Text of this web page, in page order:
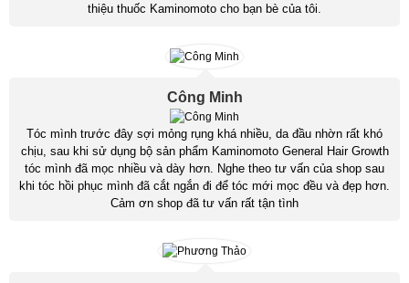
thiệu thuốc Kaminomoto cho bạn bè của tôi.
Công Minh
Tóc mình trước đây sợi mỏng rụng khá nhiều, da đầu nhờn rất khó
chịu, sau khi sử dụng bộ sản phẩm Kaminomoto General Hair Growth
tóc mình đã mọc nhiều và dày hơn. Nghe theo tư vấn của shop sau
khi tóc hồi phục mình đã cắt ngắn đi để tóc mới mọc đều và đẹp hơn.
Cảm ơn shop đã tư vấn rất tận tình